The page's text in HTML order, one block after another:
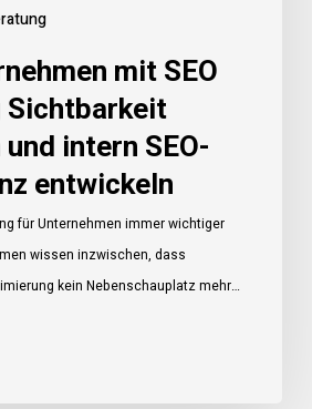
mit SEO
Sichtbarkeit
intern SEO-
entwickeln
für Unternehmen immer wichtiger
wissen inzwischen, dass
kein Nebenschauplatz mehr…